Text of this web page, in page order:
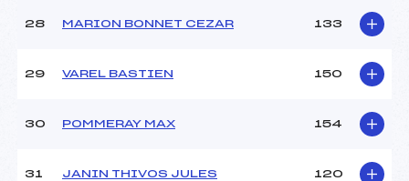
28 MARION BONNET CEZAR 133
29 VAREL BASTIEN 150
30 POMMERAY MAX 154
31 JANIN THIVOS JULES 120